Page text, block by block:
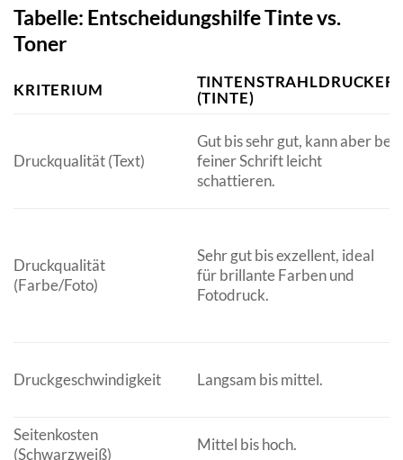
Tabelle: Entscheidungshilfe Tinte vs.
Toner
KRITERIUM
TINTENSTRAHLDRUCKER
(TINTE)
Druckqualität (Text)
Gut bis sehr gut, kann aber bei
feiner Schrift leicht
schattieren.
Druckqualität
(Farbe/Foto)
Sehr gut bis exzellent, ideal
für brillante Farben und
Fotodruck.
Druckgeschwindigkeit Langsam bis mittel.
Seitenkosten
(Schwarzweiß)
Mittel bis hoch.